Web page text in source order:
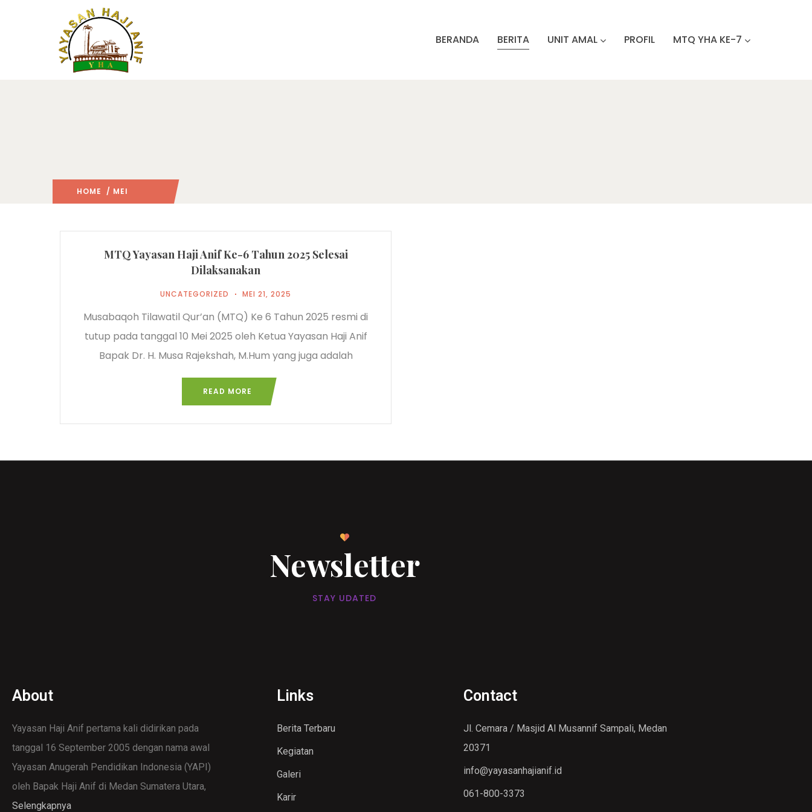
BERANDA BERITA UNIT AMAL PROFIL MTQ YHA KE-7
HOME / MEI
MTQ Yayasan Haji Anif Ke-6 Tahun 2025 Selesai
Dilaksanakan
UNCATEGORIZED MEI 21, 2025
Musabaqoh Tilawatil Qur’an (MTQ) Ke 6 Tahun 2025 resmi di
tutup pada tanggal 10 Mei 2025 oleh Ketua Yayasan Haji Anif
Bapak Dr. H. Musa Rajekshah, M.Hum yang juga adalah
READ MORE
Newsletter
STAY UDATED
About
Yayasan Haji Anif pertama kali didirikan pada
tanggal 16 September 2005 dengan nama awal
Yayasan Anugerah Pendidikan Indonesia (YAPI)
oleh Bapak Haji Anif di Medan Sumatera Utara,
Selengkapnya
Links
Berita Terbaru
Kegiatan
Galeri
Karir
Contact
Jl. Cemara / Masjid Al Musannif Sampali, Medan
20371
info@yayasanhajianif.id
061-800-3373